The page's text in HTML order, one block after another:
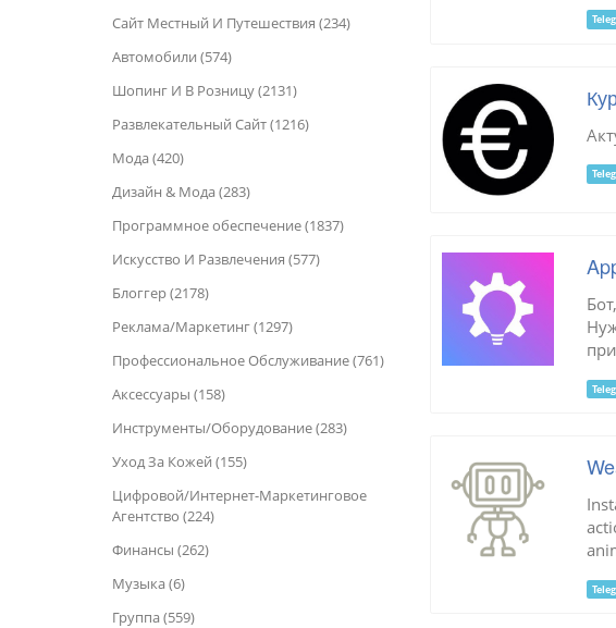
Сайт Местный И Путешествия (234)
Автомобили (574)
Шопинг И В Розницу (2131)
Развлекательный Сайт (1216)
Мода (420)
Дизайн & Мода (283)
Программное обеспечение (1837)
Искусство И Развлечения (577)
Блоггер (2178)
Реклама/Маркетинг (1297)
Профессиональное Обслуживание (761)
Аксессуары (158)
Инструменты/Оборудование (283)
Уход За Кожей (155)
Цифровой/Интернет-Маркетинговое
Агентство (224)
Финансы (262)
Музыка (6)
Группа (559)